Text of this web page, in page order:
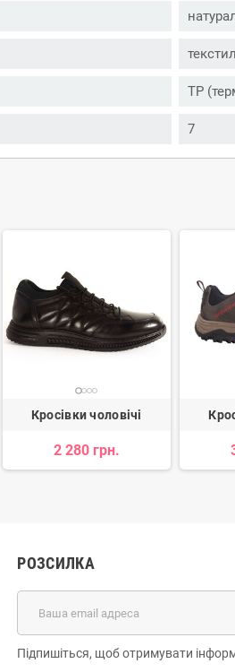
ТР
7
Кросівки чоловічі
2 280 грн.
РОЗСИЛКА
Підпишіться, щоб отримувати